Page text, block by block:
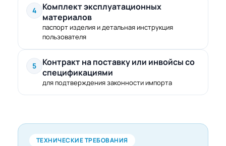
4
Комплект эксплуатационных
материалов
паспорт изделия и детальная инструкция
пользователя
5
Контракт на поставку или инвойсы со
спецификациями
для подтверждения законности импорта
ТЕХНИЧЕСКИЕ ТРЕБОВАНИЯ